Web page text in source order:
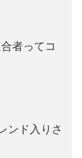
者ってコ
ンド入りさ